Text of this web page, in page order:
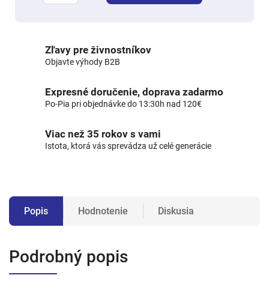
Zľavy pre živnostníkov
Objavte výhody B2B
Expresné doručenie, doprava zadarmo
Po-Pia pri objednávke do 13:30h nad 120€
Viac než 35 rokov s vami
Istota, ktorá vás sprevádza už celé generácie
Popis Hodnotenie Diskusia
Podrobný popis